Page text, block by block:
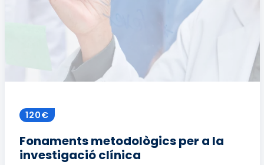
120€
Fonaments metodològics per a la
investigació clínica